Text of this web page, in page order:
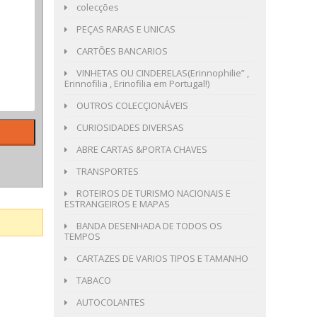
colecções
PEÇAS RARAS E UNICAS
CARTÕES BANCARIOS
VINHETAS OU CINDERELAS(Erinnophilie” ,
Erinnofilia , Erinofilia em Portugal!)
OUTROS COLECÇIONÁVEIS
CURIOSIDADES DIVERSAS
ABRE CARTAS &PORTA CHAVES
TRANSPORTES
ROTEIROS DE TURISMO NACIONAIS E
ESTRANGEIROS E MAPAS
BANDA DESENHADA DE TODOS OS
TEMPOS
CARTAZES DE VARIOS TIPOS E TAMANHO
TABACO
AUTOCOLANTES